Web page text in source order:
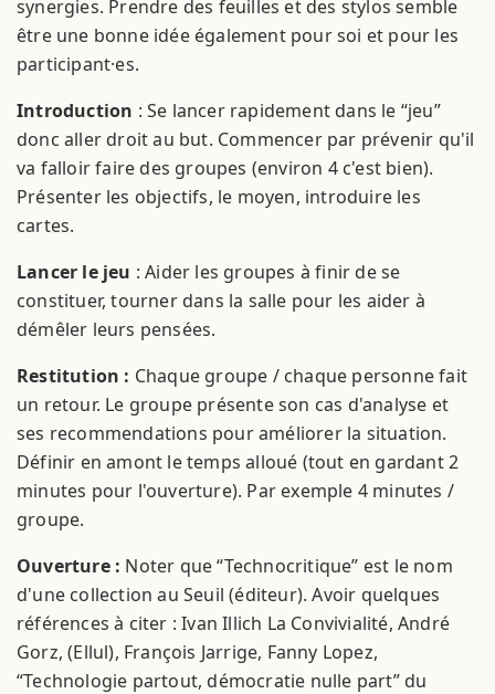
synergies. Prendre des feuilles et des stylos semble
être une bonne idée également pour soi et pour les
participant·es.
Introduction : Se lancer rapidement dans le “jeu”
donc aller droit au but. Commencer par prévenir qu'il
va falloir faire des groupes (environ 4 c'est bien).
Présenter les objectifs, le moyen, introduire les
cartes.
Lancer le jeu : Aider les groupes à finir de se
constituer, tourner dans la salle pour les aider à
démêler leurs pensées.
Restitution : Chaque groupe / chaque personne fait
un retour. Le groupe présente son cas d'analyse et
ses recommendations pour améliorer la situation.
Définir en amont le temps alloué (tout en gardant 2
minutes pour l'ouverture). Par exemple 4 minutes /
groupe.
Ouverture : Noter que “Technocritique” est le nom
d'une collection au Seuil (éditeur). Avoir quelques
références à citer : Ivan Illich La Convivialité, André
Gorz, (Ellul), François Jarrige, Fanny Lopez,
“Technologie partout, démocratie nulle part” du